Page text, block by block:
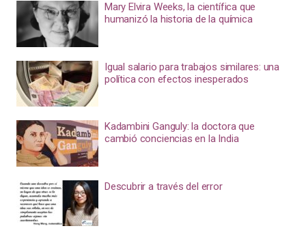
Mary Elvira Weeks, la científica que
humanizó la historia de la química
Igual salario para trabajos similares: una
política con efectos inesperados
Kadambini Ganguly: la doctora que
cambió conciencias en la India
Descubrir a través del error